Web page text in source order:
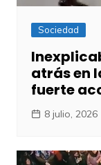
Sociedad
atrás en
fuerte
8 julio, 2026